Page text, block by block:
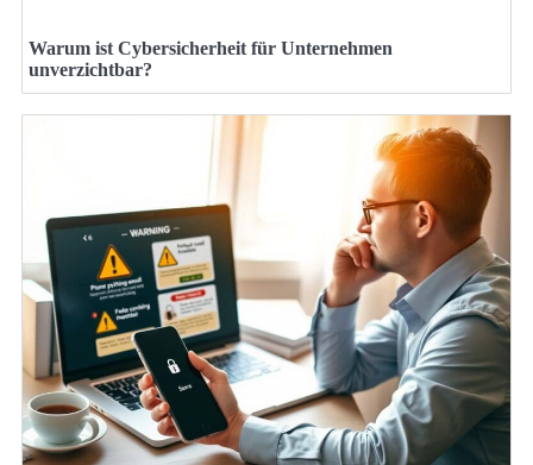
Warum ist Cybersicherheit für Unternehmen
unverzichtbar?